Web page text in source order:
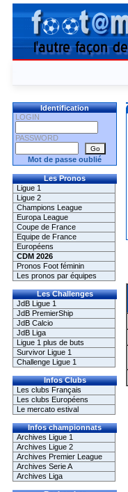
Identification
LOGIN
PASSWORD
Mot de passe oublié
Les Pronos
Ligue 1
Ligue 2
Champions League
Europa League
Coupe de France
Equipe de France
Européens
CDM 2026
Pronos Foot féminin
Les pronos par équipes
Les Challenges
JdB Ligue 1
JdB PremierShip
JdB Calcio
JdB Liga
Ligue 1 plus de buts
Survivor Ligue 1
Challenge Ligue 1
Infos Clubs
Les clubs Français
Les clubs Européens
Le mercato estival
Infos championnats
Archives Ligue 1
Archives Ligue 2
Archives Premier League
Archives Serie A
Archives Liga